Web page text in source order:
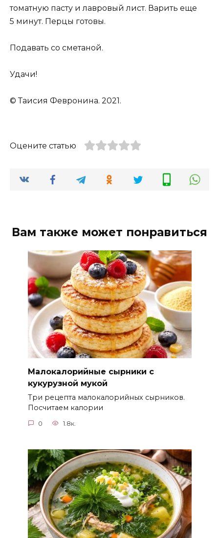
томатную пасту и лавровый лист. Варить еще
5 минут. Перцы готовы.
Подавать со сметаной.
Удачи!
© Таисия Февронина. 2021.
Оцените статью
Вам также может понравиться
Малокалорийные сырники с
кукурузной мукой
Три рецепта малокалорийных сырников.
Посчитаем калории
0 1.8к.